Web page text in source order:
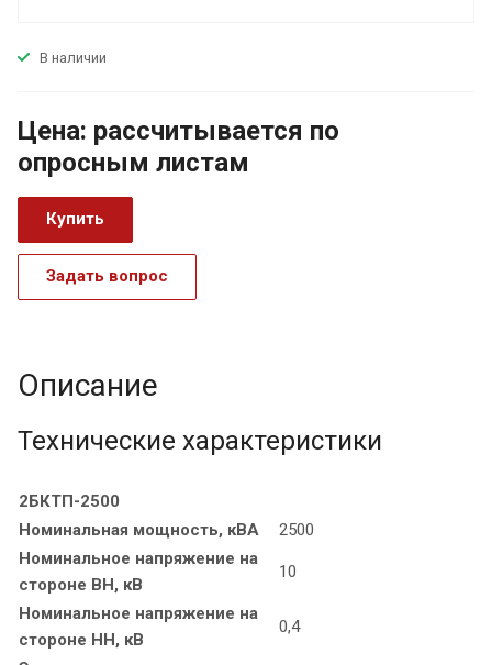
В наличии
Цена: рассчитывается по
опросным листам
Купить
Задать вопрос
Описание
Технические характеристики
2БКТП-2500
Номинальная мощность, кВА
2500
Номинальное напряжение на
стороне ВН, кВ
10
Номинальное напряжение на
стороне НН, кВ
0,4